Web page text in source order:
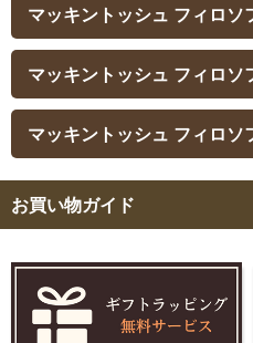
マッキントッシュ フィロ
マッキントッシュ フィロ
マッキントッシュ フィロ
お買い物ガイド